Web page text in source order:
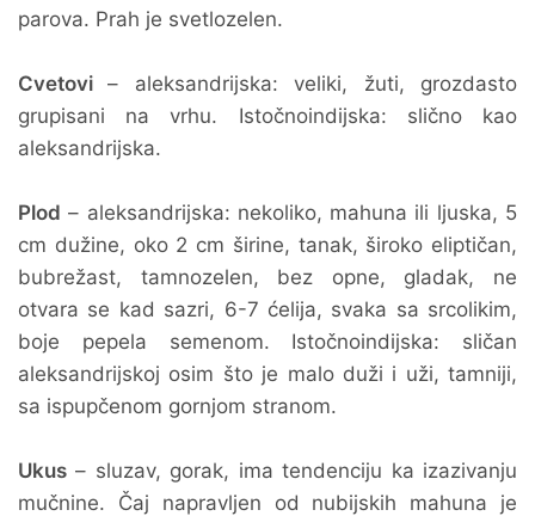
parova. Prah je svetlozelen.
Cvetovi– aleksandrijska: veliki, žuti, grozdasto
grupisani na vrhu. Istočnoindijska: slično kao
aleksandrijska.
Plod – aleksandrijska: nekoliko, mahuna ili ljuska, 5
cm dužine, oko 2 cm širine, tanak, široko eliptičan,
bubrežast, tamnozelen, bez opne, gladak, ne
otvara se kad sazri, 6-7 ćelija, svaka sa srcolikim,
boje pepela semenom. Istočnoindijska: sličan
aleksandrijskoj osim što je malo duži i uži, tamniji,
sa ispupčenom gornjom stranom.
Ukus – sluzav, gorak, ima tendenciju ka izazivanju
mučnine. Čaj napravljen od nubijskih mahuna je